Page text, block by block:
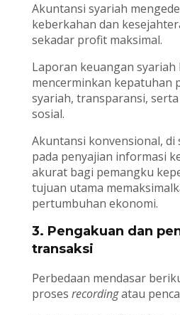
Akuntansi syariah
keberkahan dan
sekadar profit maksimal.
Laporan keuangan syariah
mencerminkan kepatuhan
syariah, transparansi,
sosial.
Akuntansi konvensional, di
pada penyajian informasi
akurat bagi pemangku
tujuan utama
pertumbuhan ekonomi.
3. Pengakuan dan
transaksi
Perbedaan mendasar
proses recordingatau